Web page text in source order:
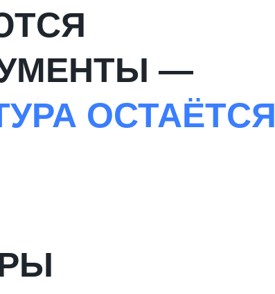
ОСТАЁТСЯ
—